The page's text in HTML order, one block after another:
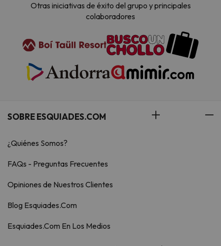
Otras iniciativas de éxito del grupo y principales
colaboradores
SOBRE ESQUIADES.COM
¿Quiénes Somos?
FAQs - Preguntas Frecuentes
Opiniones de Nuestros Clientes
Blog Esquiades.Com
Esquiades.Com En Los Medios